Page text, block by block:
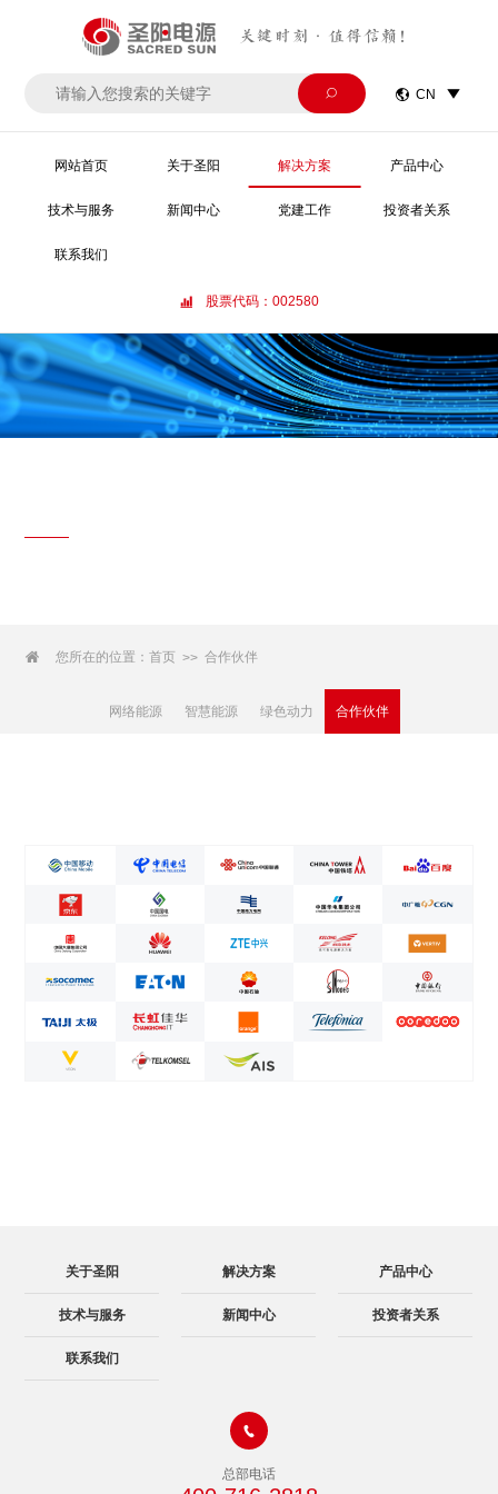
关键时刻·值得信赖！
  CN 
网站首页 关于圣阳 解决方案 产品中心
技术与服务 新闻中心 党建工作 投资者关系
联系我们
 股票代码：002580
 您所在的位置：首页 >> 合作伙伴
网络能源 智慧能源 绿色动力 合作伙伴
关于圣阳 解决方案 产品中心
技术与服务 新闻中心 投资者关系
联系我们

总部电话